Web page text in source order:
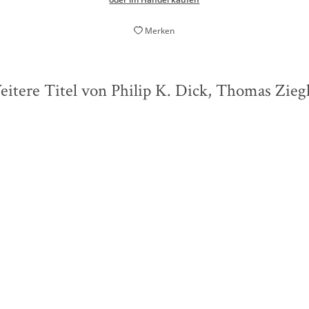
Merken
Titel von Philip K. Dick, Thomas